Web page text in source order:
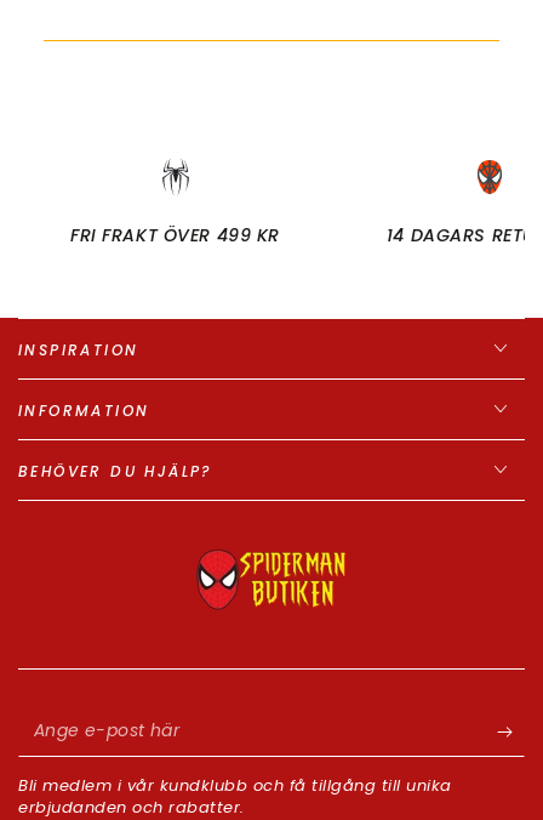
FRI FRAKT ÖVER 499 KR 14 DAGARS
INSPIRATION
INFORMATION
BEHÖVER DU HJÄLP?
Ange
e-
post
Bli medlem i vår kundklubb och få tillgång till unika
erbjudanden och rabatter.